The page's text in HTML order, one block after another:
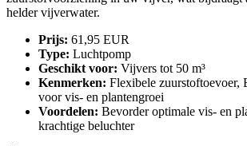
helder vijverwater.
Prijs: 61,95 EUR
Type: Luchtpomp
Geschikt voor: Vijvers tot 50 m³
Kenmerken: Flexibele zuurstoftoevoer,
voor vis- en plantengroei
Voordelen: Bevorder optimale vis- en
krachtige beluchter